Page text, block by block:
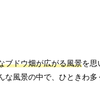
ブドウ畑が広がる風景を思
風景の中で、ひときわ